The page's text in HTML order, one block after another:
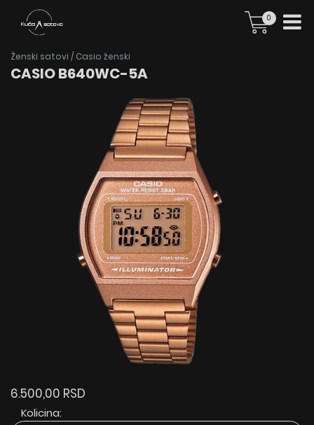
0
Ženski satovi / Casio ženski
CASIO B640WC-5A
6.500,00 RSD
Kolicina: